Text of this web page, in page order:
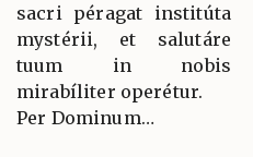
sacri péragat institúta
mystérii, et salutáre
tuum in nobis
mirabíliter operétur.
Per Dominum…